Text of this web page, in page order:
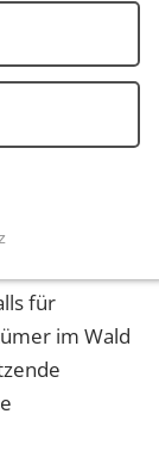
Pfalz
noch
für
im Wald